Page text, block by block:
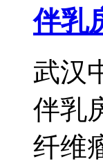
伴乳
武汉
伴乳
纤维